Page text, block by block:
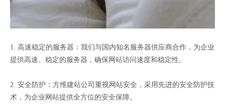
1. 高速稳定的服务器：我们与国内知名服务器供应商合作，为企业
提供高速、稳定的服务器，确保网站访问速度和稳定性。
2. 安全防护：方维建站公司重视网站安全，采用先进的安全防护技
术，为企业网站提供全方位的安全保障。